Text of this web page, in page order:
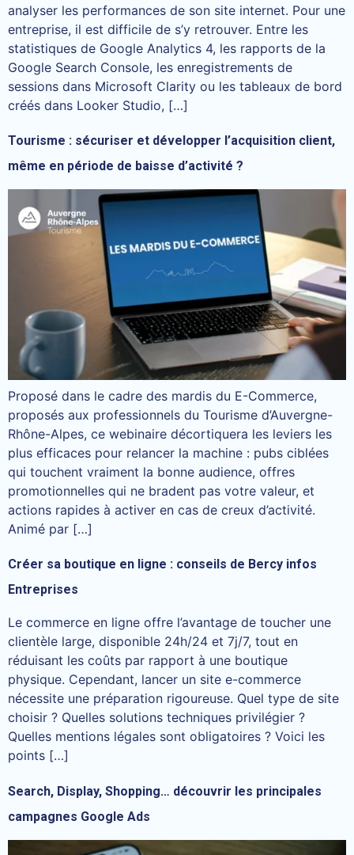
analyser les performances de son site internet. Pour une
entreprise, il est difficile de s’y retrouver. Entre les
statistiques de Google Analytics 4, les rapports de la
Google Search Console, les enregistrements de
sessions dans Microsoft Clarity ou les tableaux de bord
créés dans Looker Studio, […]
Tourisme : sécuriser et développer l’acquisition client,
même en période de baisse d’activité ?
Proposé dans le cadre des mardis du E-Commerce,
proposés aux professionnels du Tourisme d’Auvergne-
Rhône-Alpes, ce webinaire décortiquera les leviers les
plus efficaces pour relancer la machine : pubs ciblées
qui touchent vraiment la bonne audience, offres
promotionnelles qui ne bradent pas votre valeur, et
actions rapides à activer en cas de creux d’activité.
Animé par […]
Créer sa boutique en ligne : conseils de Bercy infos
Entreprises
Le commerce en ligne offre l’avantage de toucher une
clientèle large, disponible 24h/24 et 7j/7, tout en
réduisant les coûts par rapport à une boutique
physique. Cependant, lancer un site e-commerce
nécessite une préparation rigoureuse. Quel type de site
choisir ? Quelles solutions techniques privilégier ?
Quelles mentions légales sont obligatoires ? Voici les
points […]
Search, Display, Shopping… découvrir les principales
campagnes Google Ads